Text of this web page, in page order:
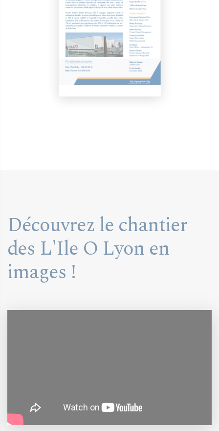
Découvrez le chantier
des L'Ile O Lyon en
images !